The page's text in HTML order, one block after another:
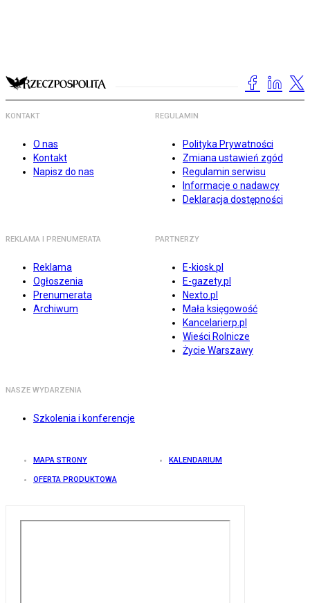
KONTAKT
O nas
Kontakt
Napisz do nas
REGULAMIN
Polityka Prywatności
Zmiana ustawień zgód
Regulamin serwisu
Informacje o nadawcy
Deklaracja dostępności
REKLAMA I PRENUMERATA
Reklama
Ogłoszenia
Prenumerata
Archiwum
PARTNERZY
E-kiosk.pl
E-gazety.pl
Nexto.pl
Mała księgowość
Kancelarierp.pl
Wieści Rolnicze
Życie Warszawy
NASZE WYDARZENIA
Szkolenia i konferencje
MAPA STRONY KALENDARIUM
OFERTA PRODUKTOWA